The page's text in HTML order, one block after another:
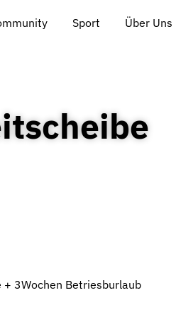
Sport Über Uns
3Wochen Betriesburlaub